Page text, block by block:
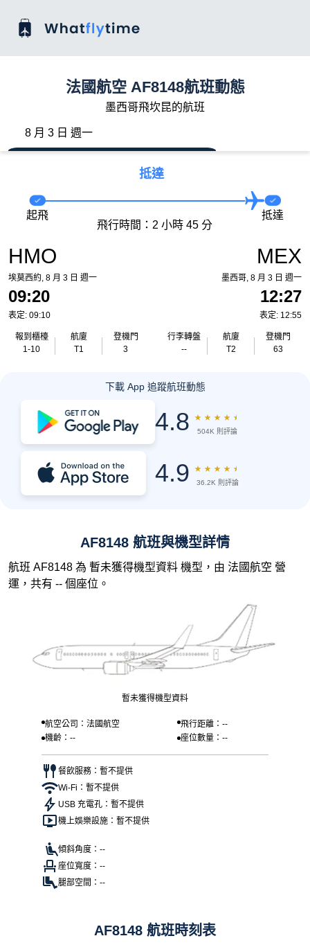
法國航空 AF8148航班動態
墨西哥飛坎昆的航班
8 月 3 日 週一
抵達
HMO
埃莫西約, 8 月 3 日 週一
09:20
表定: 09:10
報到櫃檯
1-10
航廈
T1
登機門
3
起飛
飛行時間：2 小時 45 分
抵達
MEX
墨西哥, 8 月 3 日 週一
12:27
表定: 12:55
行李轉盤
--
航廈
T2
登機門
63
下載 App 追蹤航班動態
4.8 ★ ★ ★ ★ ★
504K 則評論
4.9 ★ ★ ★ ★ ★
36.2K 則評論
AF8148 航班與機型詳情
航班 AF8148 為 暫未獲得機型資料 機型，由 法國航空 營
運，共有 -- 個座位。
暫未獲得機型資料
航空公司：法國航空
飛行距離：--
機齡：--
座位數量：--
餐飲服務：暫不提供
Wi-Fi：暫不提供
USB 充電孔：暫不提供
機上娛樂設施：暫不提供
傾斜角度：--
座位寬度：--
腿部空間：--
AF8148 航班時刻表